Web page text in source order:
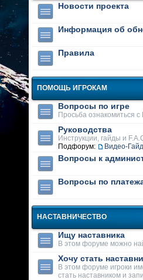
Новости проекта
Информация об
Правила
ПОМОЩЬ ИГРОКАМ
Вопросы по игре
Просьба ознакомиться с
Руководства
Инструкции, гайды и
Подфорум:
Видео-
Вопросы к
Вопросы по
НАСТАВНИЧЕСТВО
Ищу наставника
В этом форуме можно
Хочу стать
В этом форуме игроки
стать наставником и